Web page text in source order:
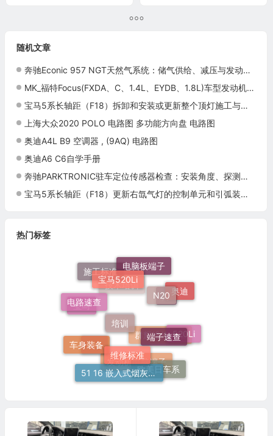
随机文章
奔驰Econic 957 NGT天然气系统：储气供给、减压与发动机组件
MK_福特Focus(FXDA、C、1.4L、EYDB、1.8L)车型发动机控制模块针脚60针 端子图
宝马5系长轴距（F18）拆卸和安装或更新整个顶灯施工与复检标准
上海大众2020 POLO 电路图 多功能方向盘 电路图
奥迪A4L B9 空调器 , (9AQ) 电路图
奥迪A6 C6自学手册
奔驰PARKTRONIC驻车定位传感器检查：安装角度、探测范围与诊断测试
宝马5系长轴距（F18）更新右氙气灯的控制单元和引弧装置施工与复检标准
热门标签
维修标准
端子速查
N20
宝马520Li
电路速查
车身装备
51 16 嵌入式烟灰缸托架
欧美日车系
520Li
奥迪
电脑板端子
施工标准
宝马
F18
发动机电脑端子
群辉维修标准
灯
技术培训
奔驰